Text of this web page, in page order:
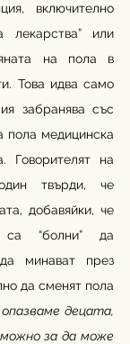
включително
лекарства” или
на пола в
Това идва само
забранява със
пола медицинска
Говорителят на
твърди, че
добавяйки, че
“болни” да
минават през
да сменят пола
децата,
за да може